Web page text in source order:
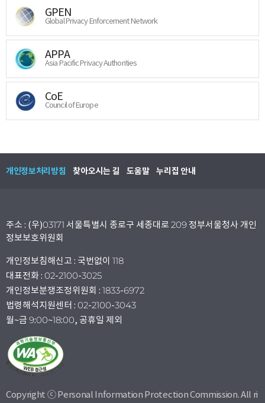
GPEN
Global Privacy Enforcement Network
APPA
Asia Pacific Privacy Authorities
CoE
Council of Europe
개인정보처리방침 찾아오시는 길 도움말 누리집 안내
주소 : (우)03171 서울특별시 종로구 세종대로 209 정부서울청사 개인
정보보호위원회
개인정보침해신고 : 국번없이 118
대표전화 : 02-2100-3025
개인정보분쟁조정위원회 : 1833-6972
법령해석지원센터 : 02-2100-3043
월~금 9:00~18:00, 공휴일 제외
Copyright ⓒ Personal Information Protection Commission. All ri